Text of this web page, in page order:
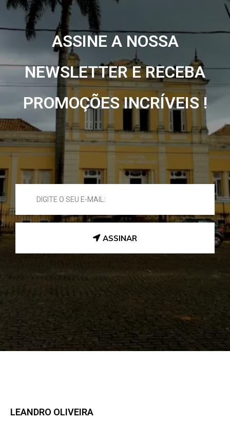
ASSINE A NOSSA
NEWSLETTER E RECEBA
PROMOÇÕES INCRÍVEIS !
ASSINAR
LEANDRO OLIVEIRA